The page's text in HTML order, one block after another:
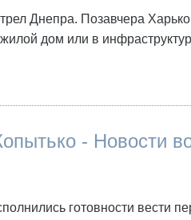
Днепра. Позавчера
дом или в
- Новости
готовности вести